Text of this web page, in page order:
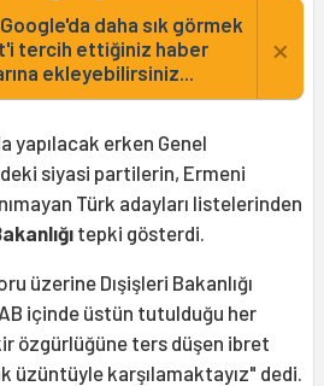
daha sık görmek
tercih ettiğiniz haber
ekleyebilirsiniz...
×
yapılacak erken Genel
siyasi partilerin, Ermeni
Türk adayları listelerinden
tepki gösterdi.
üzerine Dışişleri Bakanlığı
içinde üstün tutulduğu her
özgürlüğüne ters düşen ibret
üzüntüyle karşılamaktayız" dedi.